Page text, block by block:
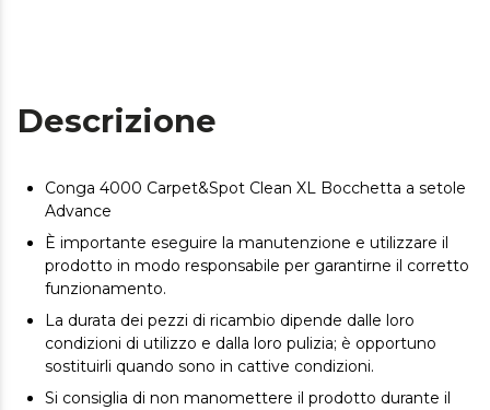
Descrizione
Conga 4000 Carpet&Spot Clean XL Bocchetta a setole
Advance
È importante eseguire la manutenzione e utilizzare il
prodotto in modo responsabile per garantirne il corretto
funzionamento.
La durata dei pezzi di ricambio dipende dalle loro
condizioni di utilizzo e dalla loro pulizia; è opportuno
sostituirli quando sono in cattive condizioni.
Si consiglia di non manomettere il prodotto durante il